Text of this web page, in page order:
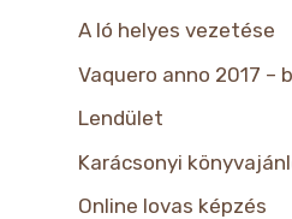
A ló helyes vezetése
Vaquero anno 2017 –
Lendület
Karácsonyi
Online lovas képzés